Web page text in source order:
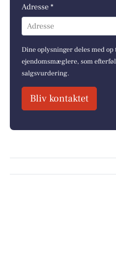
Adresse *
Adresse
Dine oplysninger deles med
ejendomsmæglere, som
salgsvurdering.
Bliv kontaktet